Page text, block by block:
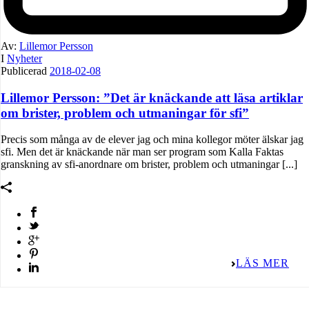
Av: Lillemor Persson
I Nyheter
Publicerad 2018-02-08
Lillemor Persson: ”Det är knäckande att läsa artiklar
om brister, problem och utmaningar för sfi”
Precis som många av de elever jag och mina kollegor möter älskar jag
sfi. Men det är knäckande när man ser program som Kalla Faktas
granskning av sfi-anordnare om brister, problem och utmaningar [...]
LÄS MER